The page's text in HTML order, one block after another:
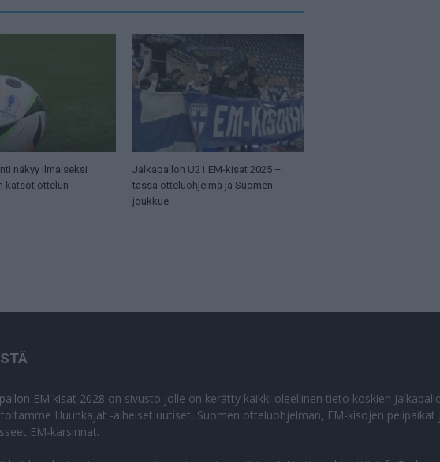
näkyy ilmaiseksi
katsot ottelun
Jalkapallon U21 EM-kisat 2025 –
tässä otteluohjelma ja Suomen
joukkue
EM kisat 2028 on sivusto jolle on kerätty kaikki oleellinen tieto koskien
Huuhkajat -aiheiset uutiset, Suomen otteluohjelman, EM-kisojen
EM-karsinnat.